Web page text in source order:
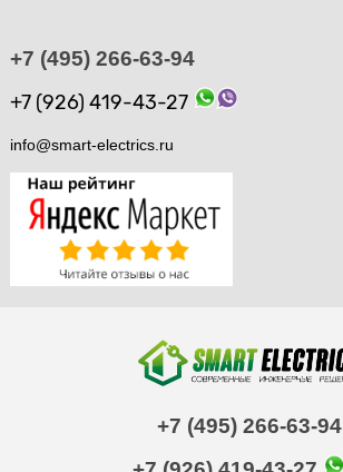
+7 (495) 266-63-94
+7 (926) 419-43-27
info@smart-electrics.ru
+7 (495) 266-63-94